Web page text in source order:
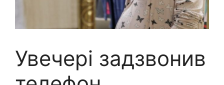
Увечері задзвонив